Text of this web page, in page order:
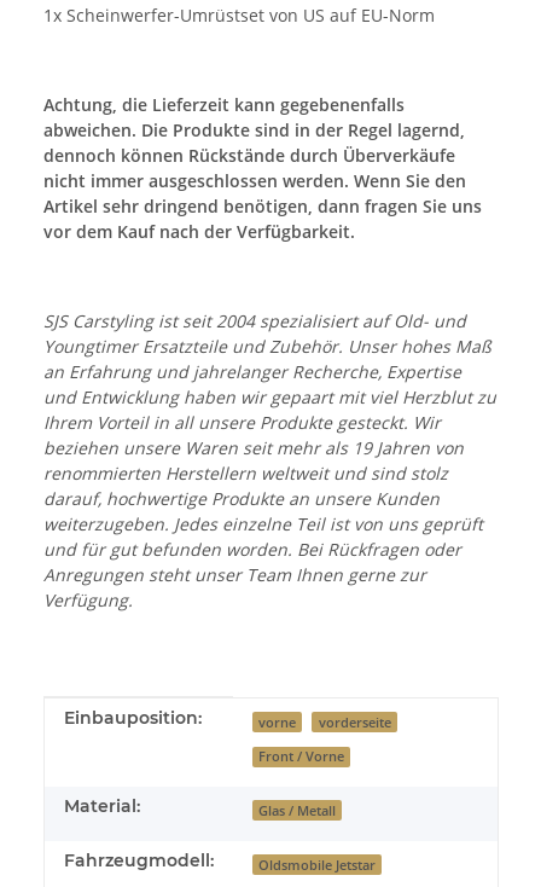
1x Scheinwerfer-Umrüstset von US auf EU-Norm
Achtung, die Lieferzeit kann gegebenenfalls
abweichen. Die Produkte sind in der Regel lagernd,
dennoch können Rückstände durch Überverkäufe
nicht immer ausgeschlossen werden. Wenn Sie den
Artikel sehr dringend benötigen, dann fragen Sie uns
vor dem Kauf nach der Verfügbarkeit.
SJS Carstyling ist seit 2004 spezialisiert auf Old- und
Youngtimer Ersatzteile und Zubehör. Unser hohes Maß
an Erfahrung und jahrelanger Recherche, Expertise
und Entwicklung haben wir gepaart mit viel Herzblut zu
Ihrem Vorteil in all unsere Produkte gesteckt. Wir
beziehen unsere Waren seit mehr als 19 Jahren von
renommierten Herstellern weltweit und sind stolz
darauf, hochwertige Produkte an unsere Kunden
weiterzugeben. Jedes einzelne Teil ist von uns geprüft
und für gut befunden worden. Bei Rückfragen oder
Anregungen steht unser Team Ihnen gerne zur
Verfügung.
Produkteigenschaft
Wert
Einbauposition: vorne vorderseite
Front / Vorne
Material: Glas / Metall
Fahrzeugmodell: Oldsmobile Jetstar